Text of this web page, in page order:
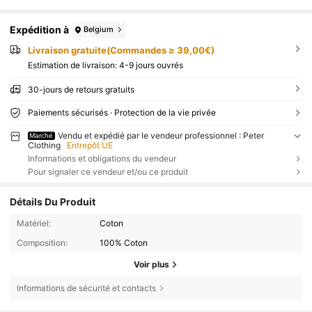
Expédition à Belgium
Livraison gratuite(Commandes ≥ 39,00€)
Estimation de livraison: 4-9 jours ouvrés
30-jours de retours gratuits
Paiements sécurisés · Protection de la vie privée
Marché
Vendu et expédié par le vendeur professionnel : Peter
Clothing
Entrepôt UE
Informations et obligations du vendeur
Pour signaler ce vendeur et/ou ce produit
Détails Du Produit
Matériel:
Coton
Composition:
100% Coton
Voir plus
Informations de sécurité et contacts